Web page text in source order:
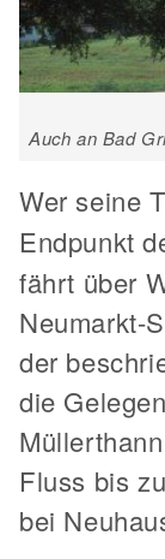
Auch an Bad
Wer seine
Endpunkt
fährt über
Neumarkt-
der
die
Fluss bis
bei